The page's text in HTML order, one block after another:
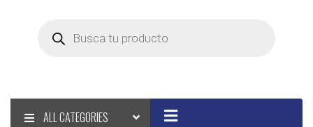
search
ALL CATEGORIES